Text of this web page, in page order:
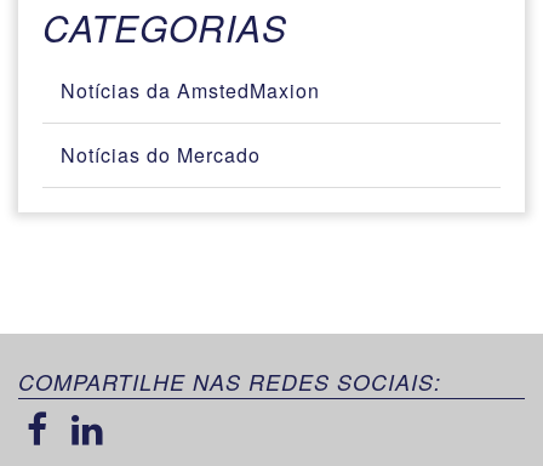
CATEGORIAS
Notícias da AmstedMaxion
Notícias do Mercado
COMPARTILHE NAS REDES SOCIAIS: